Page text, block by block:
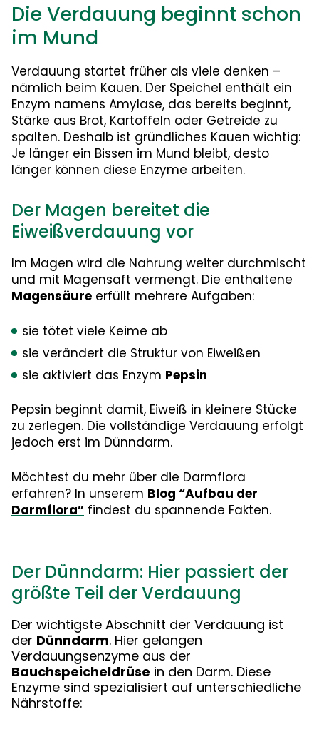
Die Verdauung beginnt schon
im Mund
Verdauung startet früher als viele denken –
nämlich beim Kauen. Der Speichel enthält ein
Enzym namens Amylase, das bereits beginnt,
Stärke aus Brot, Kartoffeln oder Getreide zu
spalten. Deshalb ist gründliches Kauen wichtig:
Je länger ein Bissen im Mund bleibt, desto
länger können diese Enzyme arbeiten.
Der Magen bereitet die
Eiweißverdauung vor
Im Magen wird die Nahrung weiter durchmischt
und mit Magensaft vermengt. Die enthaltene
Magensäure erfüllt mehrere Aufgaben:
sie tötet viele Keime ab
sie verändert die Struktur von Eiweißen
sie aktiviert das Enzym Pepsin
Pepsin beginnt damit, Eiweiß in kleinere Stücke
zu zerlegen. Die vollständige Verdauung erfolgt
jedoch erst im Dünndarm.
Möchtest du mehr über die Darmflora
erfahren? In unserem Blog “Aufbau der
Darmflora” findest du spannende Fakten.
Der Dünndarm: Hier passiert der
größte Teil der Verdauung
Der wichtigste Abschnitt der Verdauung ist
der Dünndarm. Hier gelangen
Verdauungsenzyme aus der
Bauchspeicheldrüse in den Darm. Diese
Enzyme sind spezialisiert auf unterschiedliche
Nährstoffe: